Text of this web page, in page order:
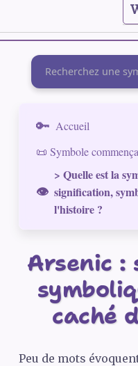
Rechercher
Accueil
📜 Symbole
> Quelle est la
signification,
l'histoire ?
Arsenic
caché
Peu de mots